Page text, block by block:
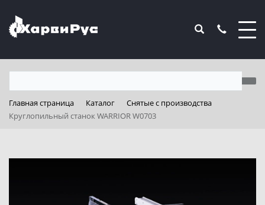
Главная страница Каталог
Снятые с производства
Круглопильный станок WARRIOR W0703